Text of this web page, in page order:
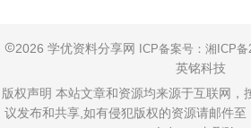
2026 学优资料分享网 ICP备案号： 湘ICP备
英铭科技
版权声明 本站文章和资源均来源于互联网，
议发布和共享,如有侵犯版权的资源请邮件